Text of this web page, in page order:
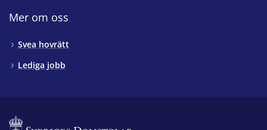
Mer om oss
Svea hovrätt
Lediga jobb